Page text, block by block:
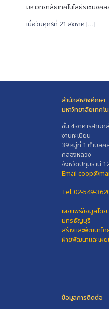
มหาวิทยาลัยเทคโนโลยีราชมงค
เมื่อวันศุกร์ที่ 21 สิงหาค […]
สำนักสหกิจศึกษา
มหาวิทยาลัยเทค
ชั้น 4 อาคารสำนัก
งานทะเบียน
39 หมู่ที่ 1 ตำบลค
คลองหลวง
จังหวัดปทุมธานี
Email
Tel. 02-549-
เผยแพร่ข้อมูลโดย.
มทร.ธัญบุรี
สร้างและพัฒนาโด
ฝ่ายพัฒนาและเผ
ข้อมูลการติดต่อ